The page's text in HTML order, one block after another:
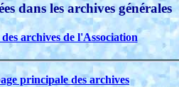
dans les archives générales
archives de l'Association
principale des archives